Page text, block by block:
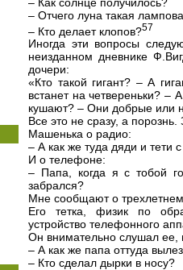
– Отчего луна такая
– Кто делает клопов?57
Иногда эти вопросы
неизданном дневнике
дочери:
«Кто такой гигант? – А
встанет на четвереньки? –
кушают? – Они добрые или
Все это не сразу, а
Машенька о радио:
– А как же туда дяди и тети
И о телефоне:
– Папа, когда я с тобой
забрался?
Мне сообщают о трехлетнем
Его тетка, физик по
устройство телефонного
Он внимательно слушал ее,
– А как же папа оттуда
– Кто сделал дырки в носу?